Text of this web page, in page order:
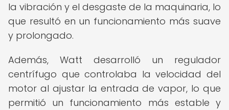
la vibración y el desgaste de la maquinaria, lo
que resultó en un funcionamiento más suave
y prolongado.
Además, Watt desarrolló un regulador
centrífugo que controlaba la velocidad del
motor al ajustar la entrada de vapor, lo que
permitió un funcionamiento más estable y